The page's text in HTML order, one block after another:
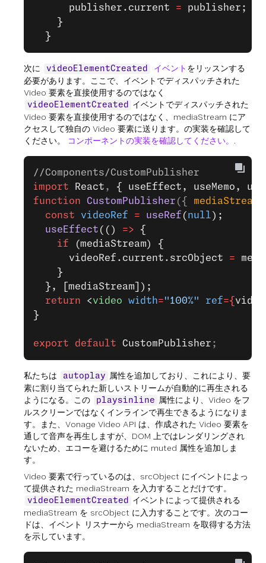
      publisher.current
= publisher;
    }
  }
次に videoElementCreated イベント をリッスンする
必要があります。ここで、イベントでディスパッチされた
Video 要素を直接使用するのではなく
videoElementCreated
イベントでディスパッチされた
Video 要素を直接使用するのではなく、mediaStream にア
クセスして独自の Video 要素に送ります。の実装を確認して
ください。
コンポーネントの実装を確認してください。 .
//Components/CustomPublisher
import React , { useEffect, useMemo,
function CustomPublisher ({ mediaStream
  const
videoRef = useRef ( null );
  useEffect
(() => {
    if
(mediaStream) {
      videoRef.current.srcObject
=
    }
  }, [mediaStream]);
  return
<video width="100%" ref={
}
export default CustomPublisher ;
私たちは autoplay
属性を追加しており、これにより、要
素に割り当てられた新しいストリームが自動的に再生される
ようになる。この
playsinline
属性により、Video をフ
ルスクリーンではなくインラインで再生できるようになりま
す。また、Vonage Video API は、作成された Video 要素を
通して音声を再生しますが、DOM 上ではレンダリングされ
ないため、エコーを避けるために muted 属性を追加しま
す。
Video 要素で行っているのは、srcObject にイベントによっ
て提供された mediaStream を入力することだけです。
videoElementCreated
イベントによって提供される
mediaStream を srcObject に入力することです。次のコー
ドは、イベント リスナーから mediaStream を取得する方法
を示しています。